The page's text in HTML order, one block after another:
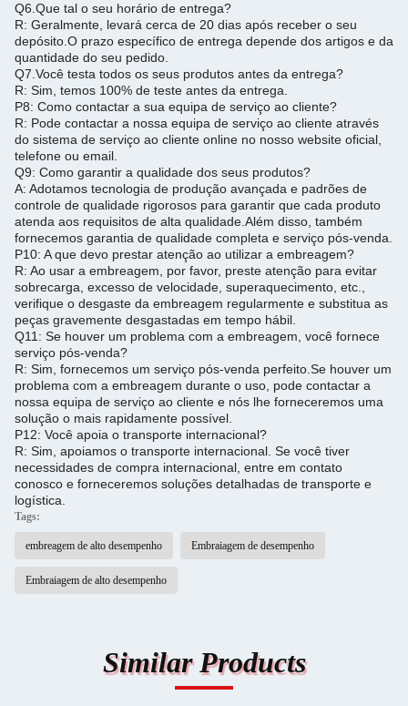
Q6. Que tal o seu horário de entrega?
R: Geralmente, levará cerca de 20 dias após receber o seu
depósito. O prazo específico de entrega depende dos artigos e da
quantidade do seu pedido.
Q7. Você testa todos os seus produtos antes da entrega?
R: Sim, temos 100% de teste antes da entrega.
P8: Como contactar a sua equipa de serviço ao cliente?
R: Pode contactar a nossa equipa de serviço ao cliente através
do sistema de serviço ao cliente online no nosso website oficial,
telefone ou email.
Q9: Como garantir a qualidade dos seus produtos?
A: Adotamos tecnologia de produção avançada e padrões de
controle de qualidade rigorosos para garantir que cada produto
atenda aos requisitos de alta qualidade. Além disso, também
fornecemos garantia de qualidade completa e serviço pós-venda.
P10: A que devo prestar atenção ao utilizar a embreagem?
R: Ao usar a embreagem, por favor, preste atenção para evitar
sobrecarga, excesso de velocidade, superaquecimento, etc.,
verifique o desgaste da embreagem regularmente e substitua as
peças gravemente desgastadas em tempo hábil.
Q11: Se houver um problema com a embreagem, você fornece
serviço pós-venda?
R: Sim, fornecemos um serviço pós-venda perfeito. Se houver um
problema com a embreagem durante o uso, pode contactar a
nossa equipa de serviço ao cliente e nós lhe forneceremos uma
solução o mais rapidamente possível.
P12: Você apoia o transporte internacional?
R: Sim, apoiamos o transporte internacional. Se você tiver
necessidades de compra internacional, entre em contato
conosco e forneceremos soluções detalhadas de transporte e
logística.
Tags:
embreagem de alto desempenho Embraiagem de desempenho
Embraiagem de alto desempenho
Similar Products